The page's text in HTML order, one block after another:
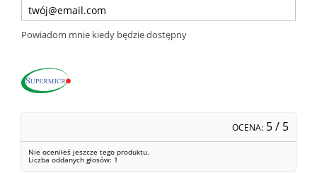
Powiadom mnie kiedy będzie dostępny
OCENA: 5/ 5
Nie oceniłeś jeszcze tego produktu.
Liczba oddanych głosów: 1